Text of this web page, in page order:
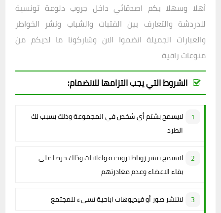
أهلا وسهلا بكم اصدقائي داخل جروب دلوعة تونسية
للدردشة والتعارف بين الفتيات والشباب ونشر الخواطر
والعبارات الجميلة انضموا الان وشاركونا ما لديكم من
منوعات راقية
الشروط التي يجب التزامها للانضمام:
لايسمح بشتم أي شخص في المجموعة وذلك يسبب لك
الطرد
لايسمح بنشر روباط ترويجية واعلانات وذلك حرصا على
بقاء الاعضاء وعدم مغادرتهم
لاتنشر صور أو فيديوهات اباحية تسيء للمجتمع